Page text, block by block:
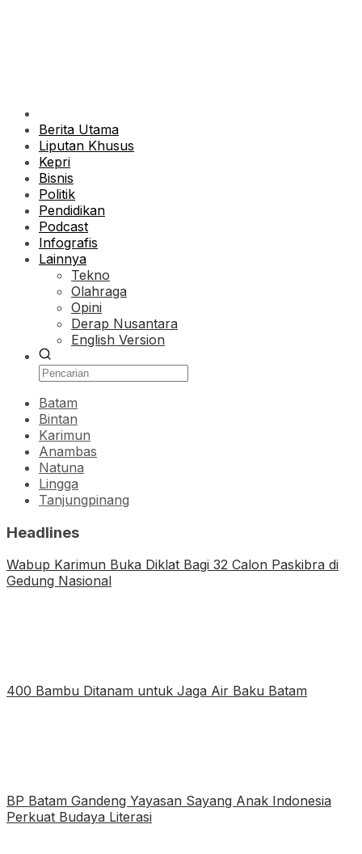
Berita Utama
Liputan Khusus
Kepri
Bisnis
Politik
Pendidikan
Podcast
Infografis
Lainnya
Tekno
Olahraga
Opini
Derap Nusantara
English Version
Batam
Bintan
Karimun
Anambas
Natuna
Lingga
Tanjungpinang
Headlines
Wabup Karimun Buka Diklat Bagi 32 Calon Paskibra di
Gedung Nasional
400 Bambu Ditanam untuk Jaga Air Baku Batam
BP Batam Gandeng Yayasan Sayang Anak Indonesia
Perkuat Budaya Literasi